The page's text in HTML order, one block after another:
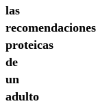
las
recomendaciones
proteicas
de
un
adulto